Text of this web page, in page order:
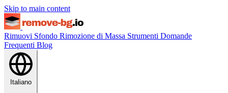
Skip to main content
Rimuovi Sfondo Rimozione di Massa Strumenti Domande
Frequenti Blog
Italiano